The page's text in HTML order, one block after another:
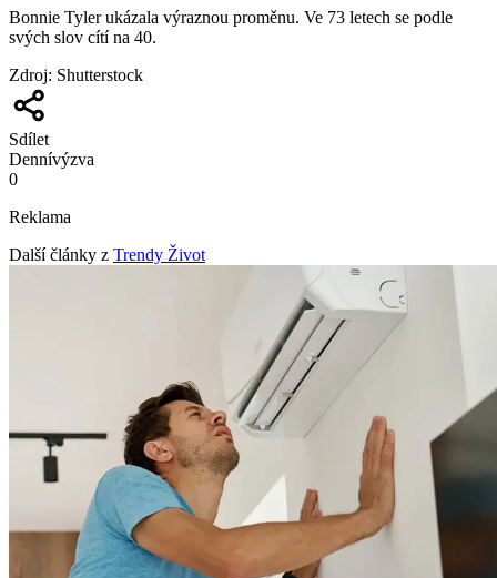
Bonnie Tyler ukázala výraznou proměnu. Ve 73 letech se podle
svých slov cítí na 40.
Zdroj: Shutterstock
Sdílet
Dennívýzva
0
Reklama
Další články z Trendy Život